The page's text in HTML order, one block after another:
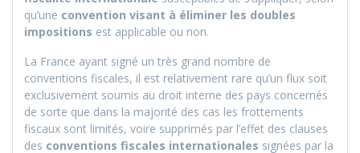
qu’une convention visant à éliminer les doubles
impositions est applicable ou non.
La France ayant signé un très grand nombre de
conventions fiscales, il est relativement rare qu’un flux soit
exclusivement soumis au droit interne des pays concernés
de sorte que dans la majorité des cas les frottements
fiscaux sont limités, voire supprimés par l’effet des clauses
des conventions fiscales internationales signées par la